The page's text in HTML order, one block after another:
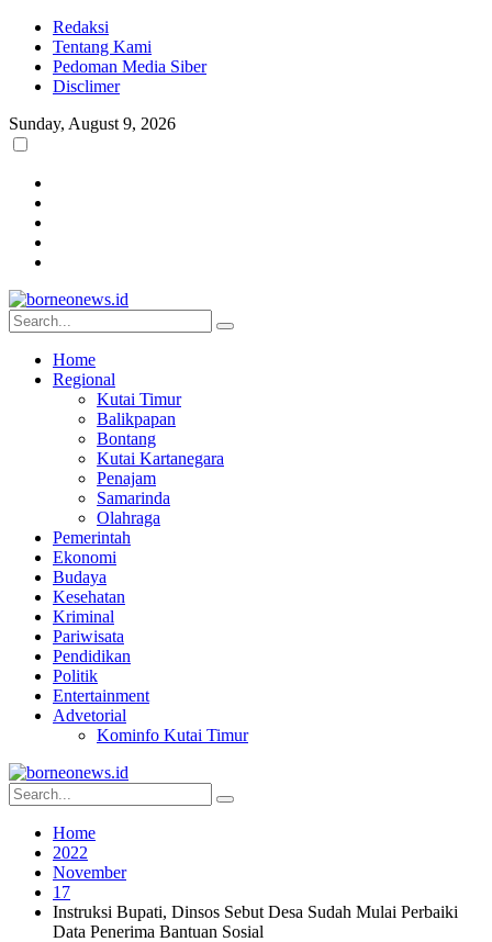
Redaksi
Tentang Kami
Pedoman Media Siber
Disclimer
Sunday, August 9, 2026
Home
Regional
Kutai Timur
Balikpapan
Bontang
Kutai Kartanegara
Penajam
Samarinda
Olahraga
Pemerintah
Ekonomi
Budaya
Kesehatan
Kriminal
Pariwisata
Pendidikan
Politik
Entertainment
Advetorial
Kominfo Kutai Timur
Home
2022
November
17
Instruksi Bupati, Dinsos Sebut Desa Sudah Mulai Perbaiki
Data Penerima Bantuan Sosial